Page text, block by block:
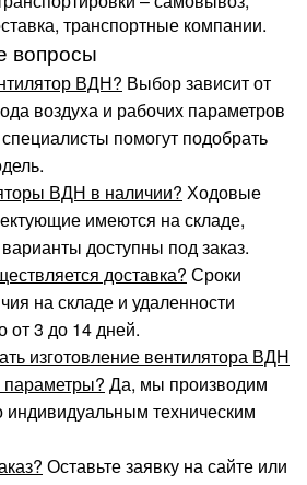
транспортные компании.
вопросы
ВДН? Выбор зависит от
воздуха и рабочих параметров
помогут подобрать
ВДН в наличии? Ходовые
имеются на складе,
доступны под заказ.
доставка? Сроки
на складе и удаленности
от 3 до 14 дней.
изготовление вентилятора ВДН
параметры? Да, мы производим
индивидуальным техническим
Оставьте заявку на сайте или